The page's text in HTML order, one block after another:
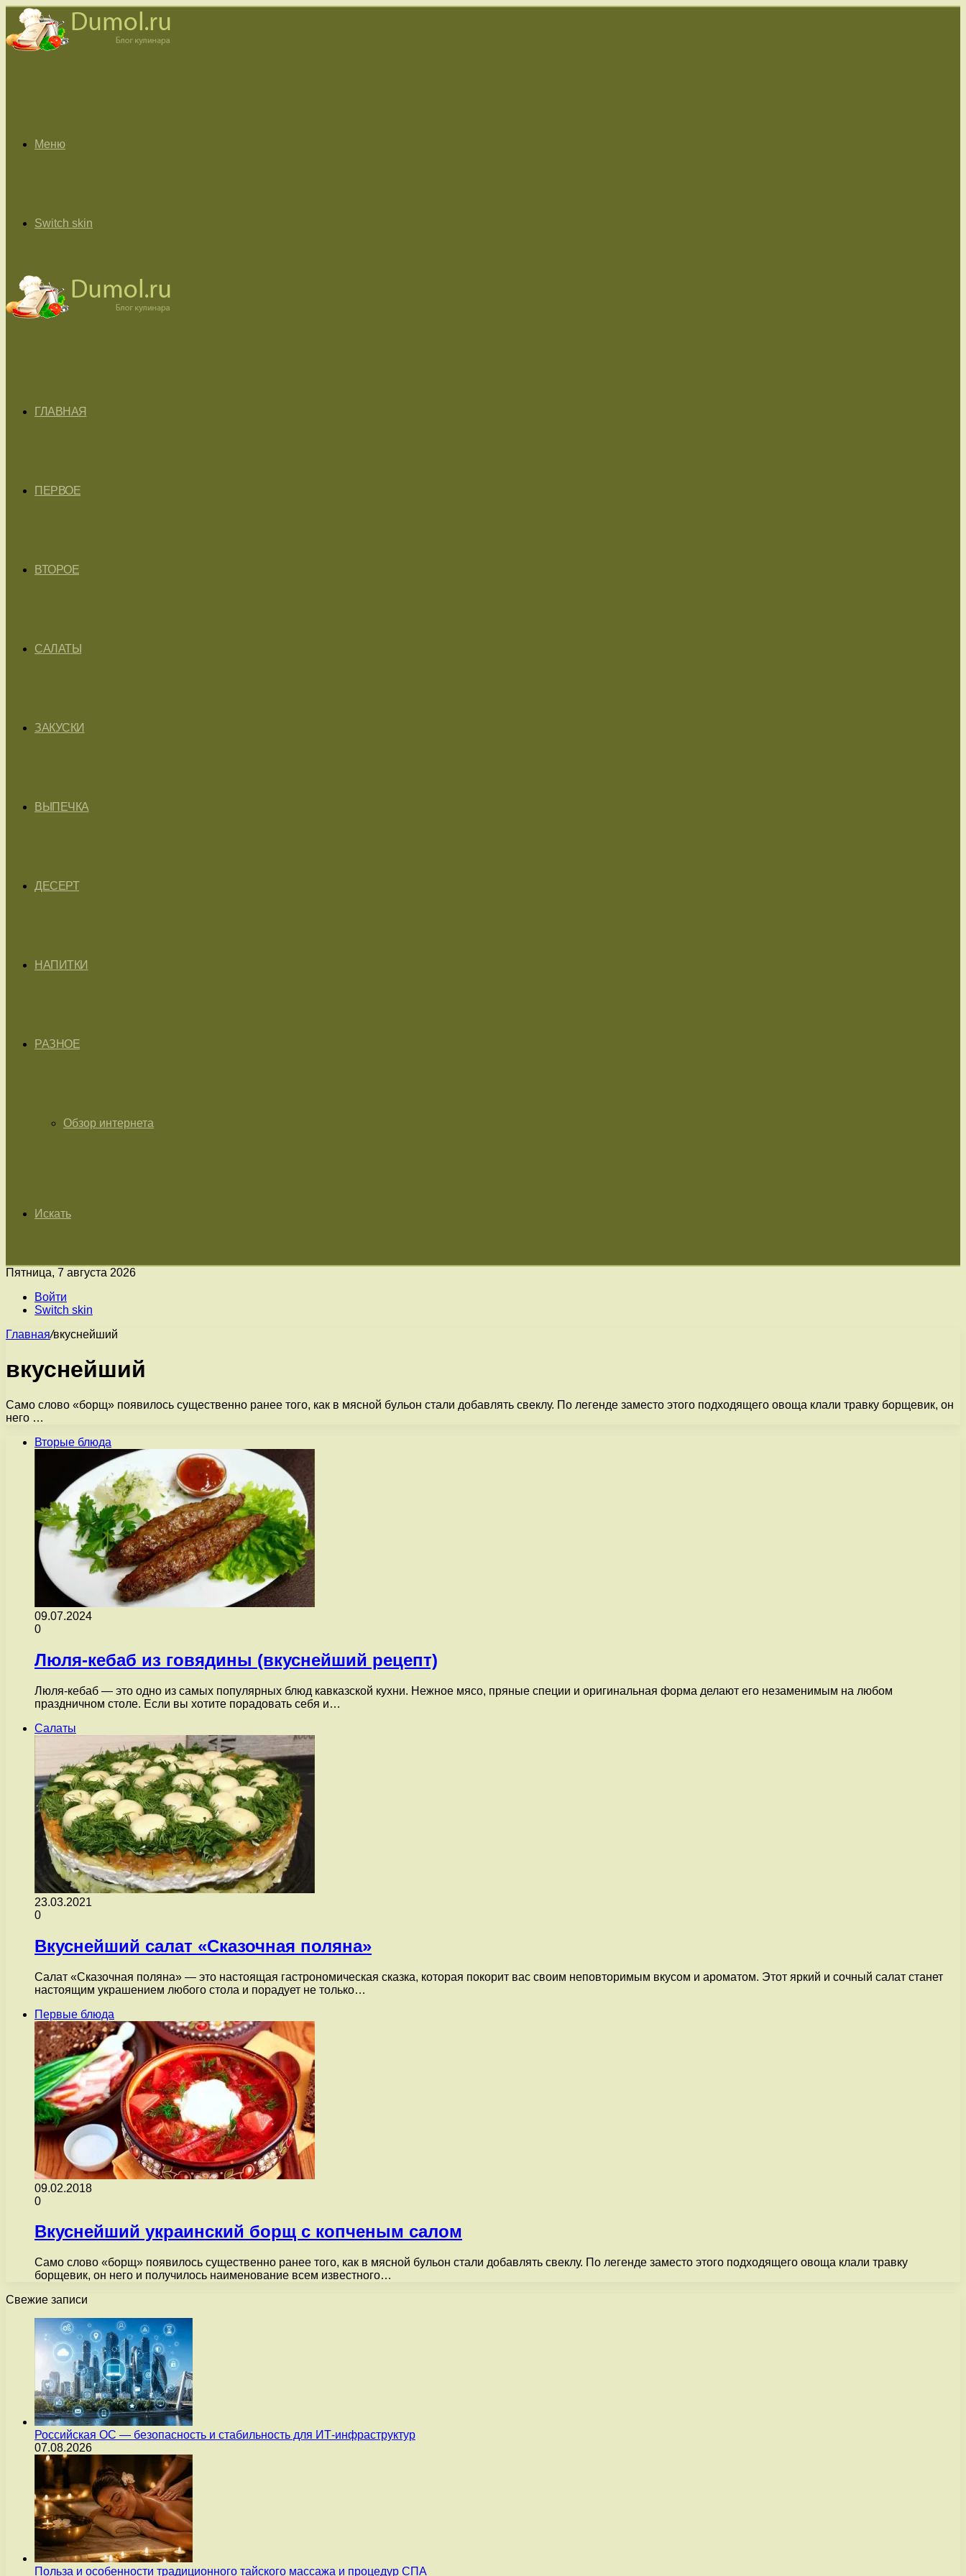
Меню
Switch skin
ГЛАВНАЯ
ПЕРВОЕ
ВТОРОЕ
САЛАТЫ
ЗАКУСКИ
ВЫПЕЧКА
ДЕСЕРТ
НАПИТКИ
РАЗНОЕ
Обзор интернета
Искать
Пятница, 7 августа 2026
Войти
Switch skin
Главная/вкуснейший
вкуснейший
Само слово «борщ» появилось существенно ранее того, как в мясной бульон стали добавлять свеклу. По легенде заместо этого подходящего овоща клали травку борщевик, он
него …
Вторые блюда
09.07.2024
0
Люля-кебаб из говядины (вкуснейший рецепт)
Люля-кебаб — это одно из самых популярных блюд кавказской кухни. Нежное мясо, пряные специи и оригинальная форма делают его незаменимым на любом
праздничном столе. Если вы хотите порадовать себя и…
Салаты
23.03.2021
0
Вкуснейший салат «Сказочная поляна»
Салат «Cказочная поляна» — это настоящая гастрономическая сказка, которая покорит вас своим неповторимым вкусом и ароматом. Этот яркий и сочный салат станет
настоящим украшением любого стола и порадует не только…
Первые блюда
09.02.2018
0
Вкуснейший украинский борщ с копченым салом
Само слово «борщ» появилось существенно ранее того, как в мясной бульон стали добавлять свеклу. По легенде заместо этого подходящего овоща клали травку
борщевик, он него и получилось наименование всем известного…
Свежие записи
Российская ОС — безопасность и стабильность для ИТ-инфраструктур
07.08.2026
Польза и особенности традиционного тайского массажа и процедур СПА